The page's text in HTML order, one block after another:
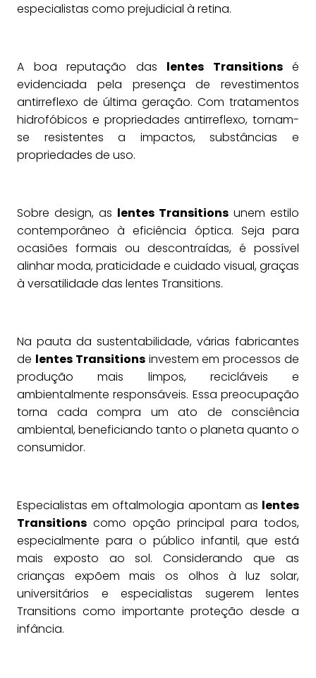
especialistas como prejudicial à retina.
A boa reputação das lentes Transitionsé
evidenciada pela presença de revestimentos
antirreflexo de última geração. Com tratamentos
hidrofóbicos e propriedades antirreflexo, tornam-
se resistentes a impactos, substâncias e
propriedades de uso.
Sobre design, as lentes Transitions unem estilo
contemporâneo à eficiência óptica. Seja para
ocasiões formais ou descontraídas, é possível
alinhar moda, praticidade e cuidado visual, graças
à versatilidade das lentes Transitions.
Na pauta da sustentabilidade, várias fabricantes
de lentes Transitionsinvestem em processos de
produção mais limpos, recicláveis e
ambientalmente responsáveis. Essa preocupação
torna cada compra um ato de consciência
ambiental, beneficiando tanto o planeta quanto o
consumidor.
Especialistas em oftalmologia apontam as lentes
Transitions como opção principal para todos,
especialmente para o público infantil, que está
mais exposto ao sol. Considerando que as
crianças expõem mais os olhos à luz solar,
universitários e especialistas sugerem lentes
Transitions como importante proteção desde a
infância.